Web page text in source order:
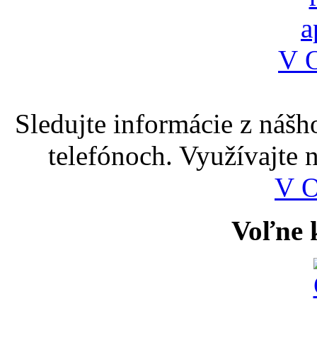
Sledujte informácie z
telefónoch. Využívajte
V
Voľne